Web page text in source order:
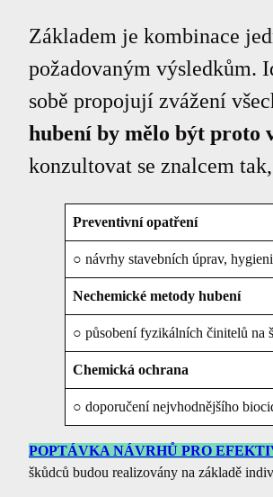
Základem je kombinace
požadovaným výsledkům.
sobě propojují zvážení
hubení by mělo být proto
konzultovat se znalcem
Preventivní opatření
○ návrhy stavebních úprav,
Nechemické metody hubení
○ působení fyzikálních činitelů na
Chemická ochrana
○ doporučení nejvhodnějšího
POPTÁVKA NÁVRHŮ PRO
škůdců budou realizovány na základě